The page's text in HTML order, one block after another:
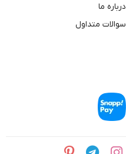
درباره ما
سوالات متداول